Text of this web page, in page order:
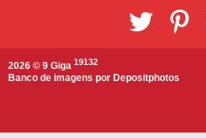
2026 © 9 Giga 19132
Banco de imagens por Depositphotos